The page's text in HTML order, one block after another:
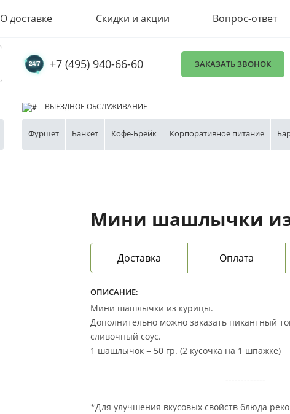
О доставке Скидки и акции Вопрос-ответ
+7 (495) 940-66-60 ЗАКАЗАТЬ ЗВОНОК
ВЫЕЗДНОЕ ОБСЛУЖИВАНИЕ
Фуршет Банкет Кофе-Брейк Корпоративное питание
Мини шашлычки
Доставка Оплата
ОПИСАНИЕ:
Мини шашлычки из курицы.
Дополнительно можно заказать пикантный
сливочный соус.
1 шашлычок = 50 гр. (2 кусочка на 1 шпажке)
-------------
*Для улучшения вкусовых свойств блюда